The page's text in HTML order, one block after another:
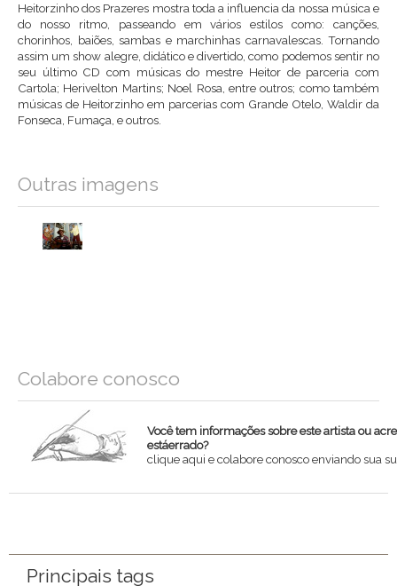
Heitorzinho dos Prazeres mostra toda a influencia da nossa música e
do nosso ritmo, passeando em vários estilos como: canções,
chorinhos, baiões, sambas e marchinhas carnavalescas. Tornando
assim um show alegre, didático e divertido, como podemos sentir no
seu último CD com músicas do mestre Heitor de parceria com
Cartola; Herivelton Martins; Noel Rosa, entre outros; como também
músicas de Heitorzinho em parcerias com Grande Otelo, Waldir da
Fonseca, Fumaça, e outros.
Outras imagens
Colabore conosco
Você tem informações sobre este artista ou
estáerrado?
clique aqui e colabore conosco enviando sua
Principais tags